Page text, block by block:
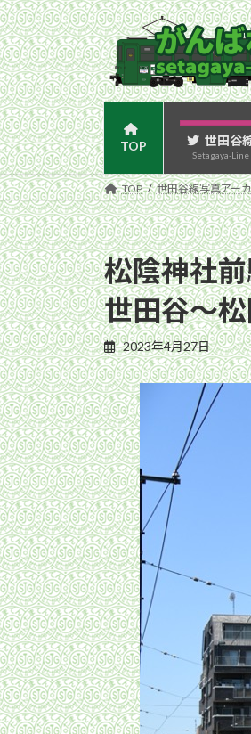
コ
ン
テ
ン
ツ
へ
ス
キ
ッ
プ
ナ
ビ
ゲ
ー
シ
ョ
ン
に
移
動
TOP 世田谷
Setagaya-
TOP 世田谷線写真アー
松陰神社
世田谷〜
2023年4月27日